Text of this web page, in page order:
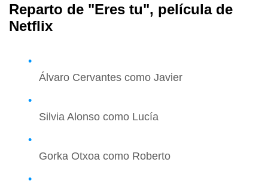
Reparto de "Eres tu", película de
Netflix
Álvaro Cervantes como Javier
Silvia Alonso como Lucía
Gorka Otxoa como Roberto